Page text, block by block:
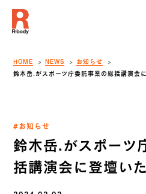
HOME NEWS
お知らせ
鈴木岳.がスポーツ庁委託事業の総括講演会
#お知らせ
鈴木岳.がスポーツ
括講演会に登壇い